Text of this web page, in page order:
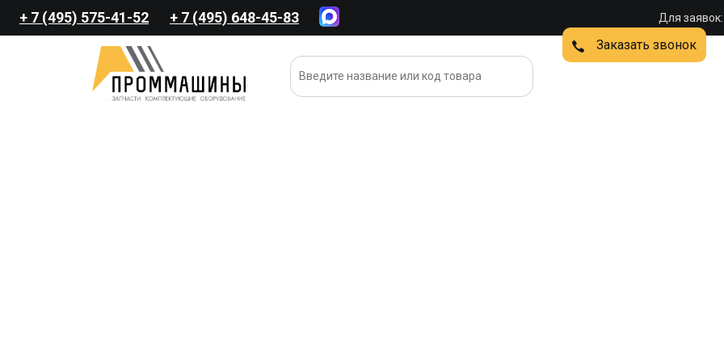
+ 7 (495) 575-41-52 + 7 (495) 648-45-83 Для заявок:
Заказать звонок